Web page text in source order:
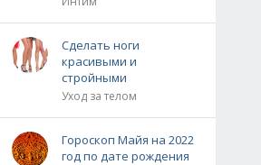
Сделать ноги
красивыми и
стройными
Уход за телом
Гороскоп Майя на 2022
год по дате рождения